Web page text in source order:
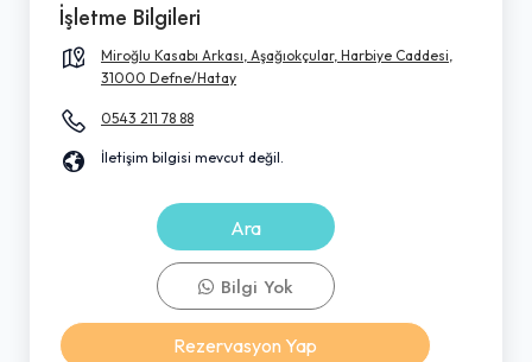
İşletme Bilgileri
Miroğlu Kasabı Arkası, Aşağıokçular, Harbiye Caddesi,
31000 Defne/Hatay
0543 211 78 88
İletişim bilgisi mevcut değil.
Ara
Bilgi Yok
Rezervasyon Yap